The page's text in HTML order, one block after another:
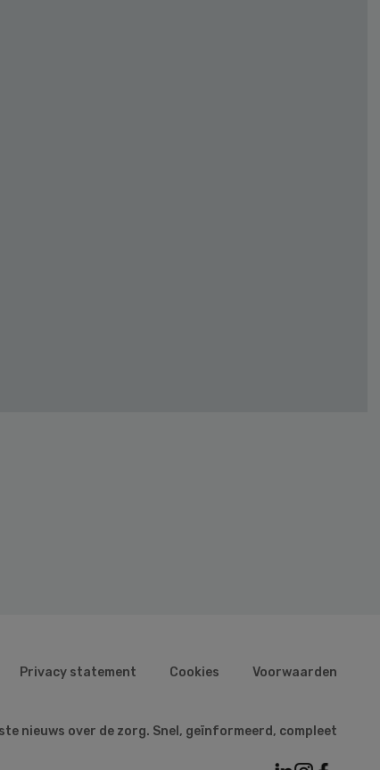
Privacy statement Cookies Voorwaarden
nieuws over de zorg. Snel, geïnformeerd, compleet